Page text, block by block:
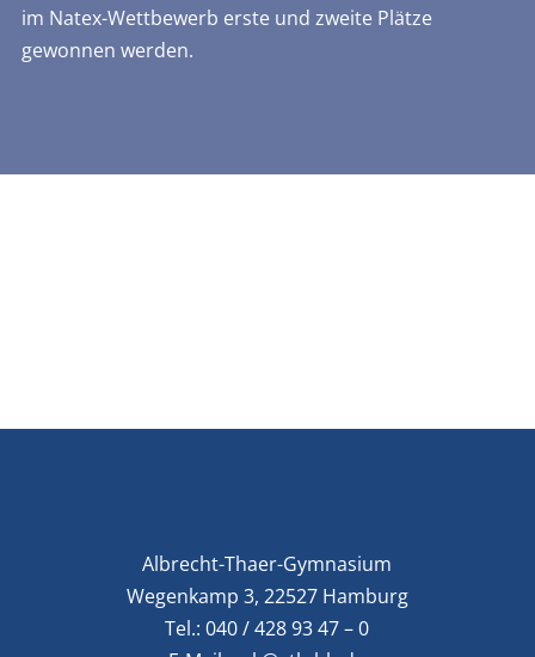
im Natex-Wettbewerb erste und zweite Plätze
gewonnen werden.
Albrecht-Thaer-Gymnasium
Wegenkamp 3, 22527 Hamburg
Tel.:040 / 428 93 47 – 0